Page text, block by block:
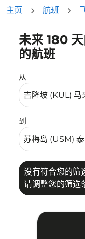
主页 航班
未来 180
的航班
从
到
没有符合您的筛
请调整您的筛选
没有符合您的筛